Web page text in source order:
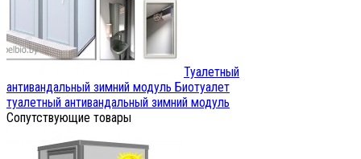
Туалетный
антивандальный зимний модуль Биотуалет
туалетный антивандальный зимний модуль
Сопутствующие товары